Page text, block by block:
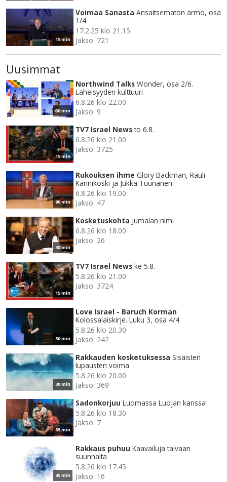
15 min
Voimaa Sanasta Ansaitsematon armo, osa
1/4
17.2.25 klo 21.15
Jakso: 721
Uusimmat
60 min
Northwind Talks Wonder, osa 2/6.
Läheisyyden kulttuuri
6.8.26 klo 22.00
Jakso: 9
15 min
TV7 Israel News to 6.8.
6.8.26 klo 21.00
Jakso: 3725
90 min
Rukouksen ihme Glory Backman, Rauli
Kannikoski ja Jukka Tuunanen.
6.8.26 klo 19.00
Jakso: 47
30 min
Kosketuskohta Jumalan nimi
6.8.26 klo 18.00
Jakso: 26
15 min
TV7 Israel News ke 5.8.
5.8.26 klo 21.00
Jakso: 3724
30 min
Love Israel - Baruch Korman
Kolossalaiskirje. Luku 3, osa 4/4
5.8.26 klo 20.30
Jakso: 242
30 min
Rakkauden kosketuksessa Sisäisten
lupausten voima
5.8.26 klo 20.00
Jakso: 369
85 min
Sadonkorjuu Luomassa Luojan kanssa
5.8.26 klo 18.30
Jakso: 7
45 min
Rakkaus puhuu Kaavailuja taivaan
suunnalta
5.8.26 klo 17.45
Jakso: 16